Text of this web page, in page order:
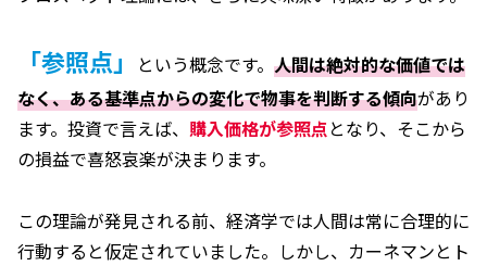
「参照点」 という概念です。 人間は絶対的な価値では
なく、ある基準点からの変化で物事を判断する傾向があり
ます。投資で言えば、 購入価格が参照点となり、そこから
の損益で喜怒哀楽が決まります。
この理論が発見される前、経済学では人間は常に合理的に
行動すると仮定されていました。しかし、カーネマンとト